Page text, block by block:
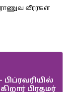
வீரர்கள்
பிரதமர்